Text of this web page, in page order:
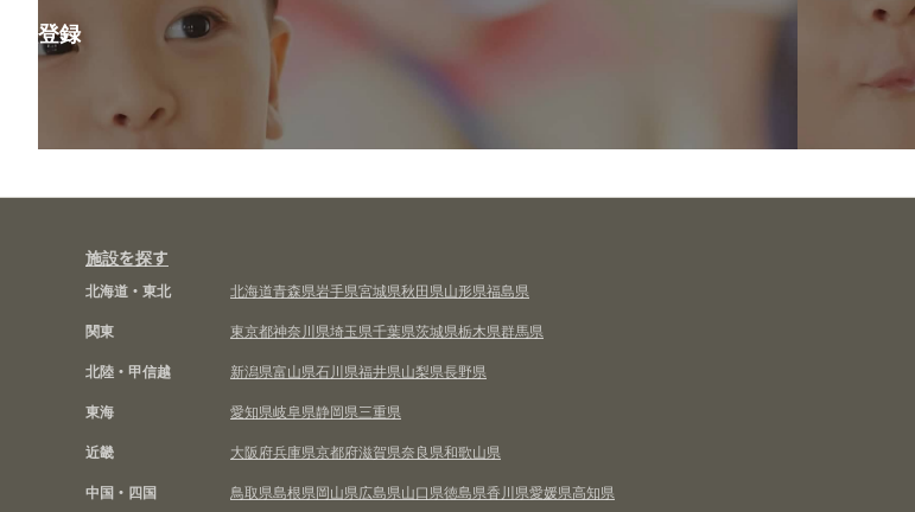
員登録
施設を探す
北海道・東北 北海道青森県岩手県宮城県秋田県山形県福島県
関東
東京都神奈川県埼玉県千葉県茨城県栃木県群馬県
北陸・甲信越
新潟県富山県石川県福井県山梨県長野県
東海
愛知県岐阜県静岡県三重県
近畿
大阪府兵庫県京都府滋賀県奈良県和歌山県
中国・四国
鳥取県島根県岡山県広島県山口県徳島県香川県愛媛県高知県